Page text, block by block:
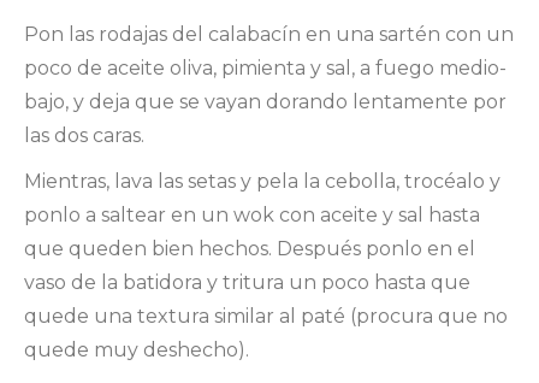
Pon las rodajas del calabacín en una sartén con un
poco de aceite oliva, pimienta y sal, a fuego medio-
bajo, y deja que se vayan dorando lentamente por
las dos caras.
Mientras, lava las setas y pela la cebolla, trocéalo y
ponlo a saltear en un wok con aceite y sal hasta
que queden bien hechos. Después ponlo en el
vaso de la batidora y tritura un poco hasta que
quede una textura similar al paté (procura que no
quede muy deshecho).